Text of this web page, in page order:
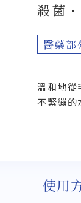
殺菌
醫藥部
溫和地從
不緊繃的
使用